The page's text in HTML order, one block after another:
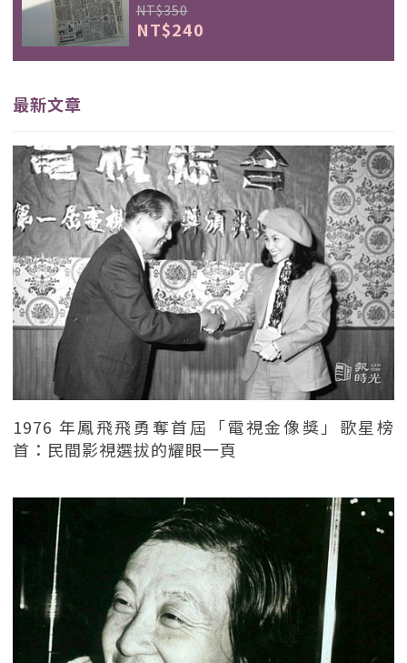
NT$350
NT$240
最新文章
1976 年鳳飛飛勇奪首屆「電視金像獎」歌星榜
首：民間影視選拔的耀眼一頁